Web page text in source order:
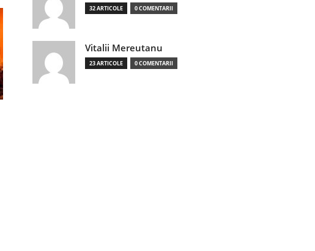
32 ARTICOLE 0 COMENTARII
Vitalii Mereutanu
23 ARTICOLE 0 COMENTARII